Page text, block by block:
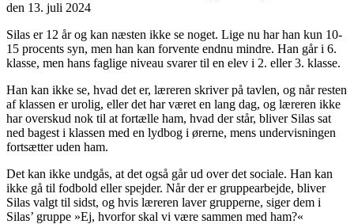
den 13. juli 2024
Silas er 12 år og kan næsten ikke se noget. Lige nu har han kun 10-
15 procents syn, men han kan forvente endnu mindre. Han går i 6.
klasse, men hans faglige niveau svarer til en elev i 2. eller 3. klasse.
Han kan ikke se, hvad det er, læreren skriver på tavlen, og når resten
af klassen er urolig, eller det har været en lang dag, og læreren ikke
har overskud nok til at fortælle ham, hvad der står, bliver Silas sat
ned bagest i klassen med en lydbog i ørerne, mens undervisningen
fortsætter uden ham.
Det kan ikke undgås, at det også går ud over det sociale. Han kan
ikke gå til fodbold eller spejder. Når der er gruppearbejde, bliver
Silas valgt til sidst, og hvis læreren laver grupperne, siger dem i
Silas’ gruppe »Ej, hvorfor skal vi være sammen med ham?«